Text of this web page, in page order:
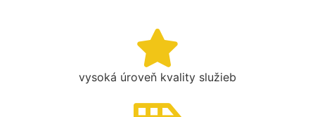
vysoká úroveň kvality služieb